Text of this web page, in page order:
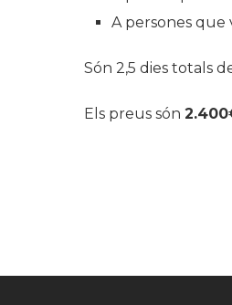
A persones que
Són 2,5 dies totals
Els preus són